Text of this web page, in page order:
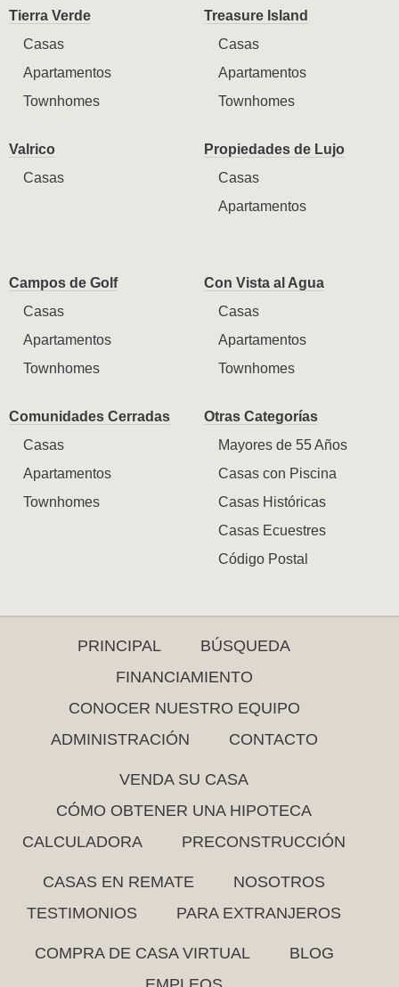
Tierra Verde
Casas
Apartamentos
Townhomes
Treasure Island
Casas
Apartamentos
Townhomes
Valrico
Casas
Propiedades de Lujo
Casas
Apartamentos
Campos de Golf
Casas
Apartamentos
Townhomes
Con Vista al Agua
Casas
Apartamentos
Townhomes
Comunidades Cerradas
Casas
Apartamentos
Townhomes
Otras Categorías
Mayores de 55 Años
Casas con Piscina
Casas Históricas
Casas Ecuestres
Código Postal
PRINCIPAL
BÚSQUEDA
FINANCIAMIENTO
CONOCER NUESTRO EQUIPO
ADMINISTRACIÓN
CONTACTO
VENDA SU CASA
CÓMO OBTENER UNA HIPOTECA
CALCULADORA
PRECONSTRUCCIÓN
CASAS EN REMATE
NOSOTROS
TESTIMONIOS
PARA EXTRANJEROS
COMPRA DE CASA VIRTUAL
BLOG